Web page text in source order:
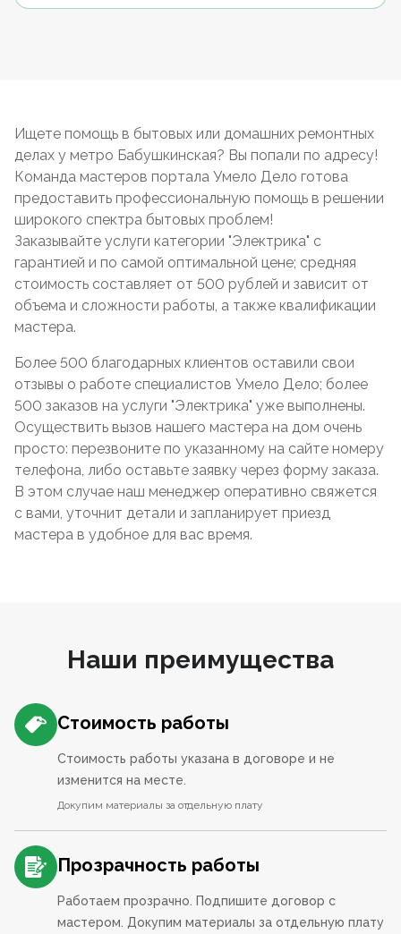
Ищете помощь в бытовых или домашних ремонтных
делах у метро Бабушкинская? Вы попали по адресу!
Команда мастеров портала Умело Дело готова
предоставить профессиональную помощь в решении
широкого спектра бытовых проблем!
Заказывайте услуги категории "Электрика" с
гарантией и по самой оптимальной цене; средняя
стоимость составляет от 500 рублей и зависит от
объема и сложности работы, а также квалификации
мастера.
Более 500 благодарных клиентов оставили свои
отзывы о работе специалистов Умело Дело; более
500 заказов на услуги "Электрика" уже выполнены.
Осуществить вызов нашего мастера на дом очень
просто: перезвоните по указанному на сайте номеру
телефона, либо оставьте заявку через форму заказа.
В этом случае наш менеджер оперативно свяжется
с вами, уточнит детали и запланирует приезд
мастера в удобное для вас время.
Наши преимущества
Стоимость работы
Стоимость работы указана в договоре и не
изменится на месте.
Докупим материалы за отдельную плату
Прозрачность работы
Работаем прозрачно. Подпишите договор с
мастером. Докупим материалы за отдельную плату